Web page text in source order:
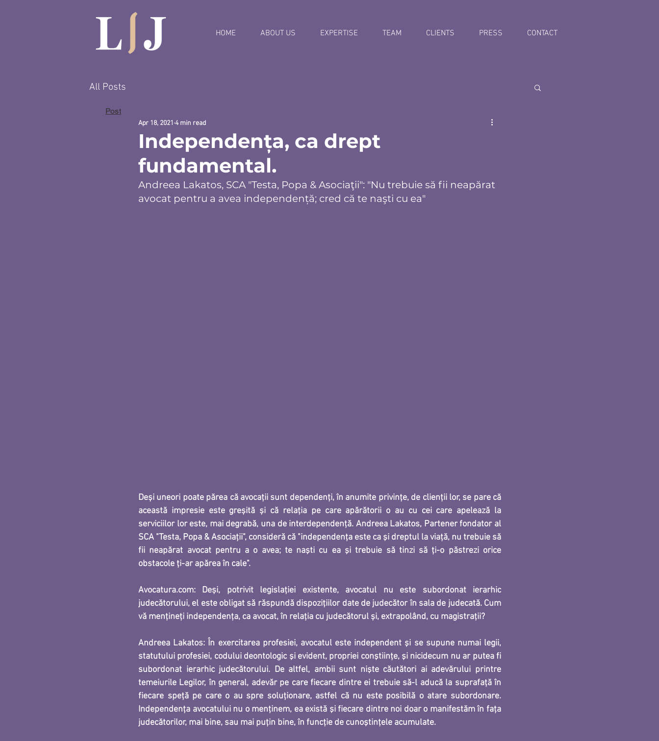
HOME ABOUT US EXPERTISE TEAM CLIENTS PRESS CONTACT
All Posts
Independența, ca drept
fundamental.
Apr 18, 2021 4 min read
Andreea Lakatos, SCA "Testa, Popa & Asociaţii": "Nu trebuie să fii neapărat
avocat pentru a avea independență; cred că te naşti cu ea"
Deși uneori poate părea că avocații sunt dependenți, în anumite privințe, de clienții lor, se pare că
această impresie este greșită și că relația pe care apărătorii o au cu cei care apelează la
serviciilor lor este, mai degrabă, una de interdependență. Andreea Lakatos, Partener fondator al
SCA "Testa, Popa & Asociaţii", consideră că "independenţa este ca şi dreptul la viaţă, nu trebuie să
fii neapărat avocat pentru a o avea; te naşti cu ea şi trebuie să tinzi să ţi-o păstrezi orice
obstacole ţi-ar apărea în cale".
Avocatura.com: Deși, potrivit legislației existente, avocatul nu este subordonat ierarhic
judecătorului, el este obligat să răspundă dispozițiilor date de judecător în sala de judecată. Cum
vă mențineți independența, ca avocat, în relația cu judecătorul și, extrapolând, cu magistrații?
Andreea Lakatos: În exercitarea profesiei, avocatul este independent şi se supune numai legii,
statutului profesiei, codului deontologic şi evident, propriei conştiinţe, şi nicidecum nu ar putea fi
subordonat ierarhic judecătorului. De altfel, ambii sunt nişte căutători ai adevărului printre
temeiurile Legilor, în general, adevăr pe care fiecare dintre ei trebuie să-l aducă la suprafaţă în
fiecare speţă pe care o au spre soluţionare, astfel că nu este posibilă o atare subordonare.
Independenţa avocatului nu o menţinem, ea există şi fiecare dintre noi doar o manifestăm în faţa
judecătorilor, mai bine, sau mai puţin bine, în funcţie de cunoştinţele acumulate.
Post